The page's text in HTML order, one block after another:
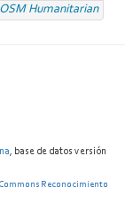
Humanitarian
, base de datos versión
Reconocimiento